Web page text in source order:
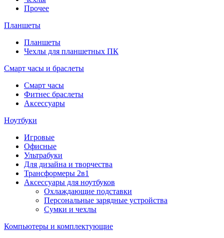
Прочее
Планшеты
Планшеты
Чехлы для планшетных ПК
Смарт часы и браслеты
Смарт часы
Фитнес браслеты
Аксессуары
Ноутбуки
Игровые
Офисные
Ультрабуки
Для дизайна и творчества
Трансформеры 2в1
Аксессуары для ноутбуков
Охлаждающие подставки
Персональные зарядные устройства
Сумки и чехлы
Компьютеры и комплектующие